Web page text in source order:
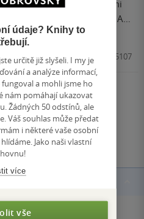
kritice, a tak se kritice velmi
na kterém je jako doma. A
tak, že se za ně
roste láska jen tak… na
zapomíná. A věřím, že to je
jsem zjistila, že mnohé
chci vědět, žiji, pokud zrovna
A že Myšlenky srdce
pravého. Vašeho.
Synergie, 2018, 9788073705107
hodnocení
hodnocení
údaje? Knihy to
určitě již slyšeli. I my je
a analýze informací,
a mohli jsme ho
nám pomáhají ukazovat
Žádných 50 odstínů, ale
Váš souhlas může předat
i některé vaše osobní
Jako naši vlastní
více
vše